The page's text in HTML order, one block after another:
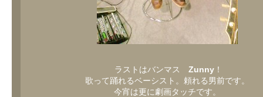
ラストはバンマス Zunny ！
歌って踊れるベーシスト。頼れる男前です。
今宵は更に劇画タッチです。